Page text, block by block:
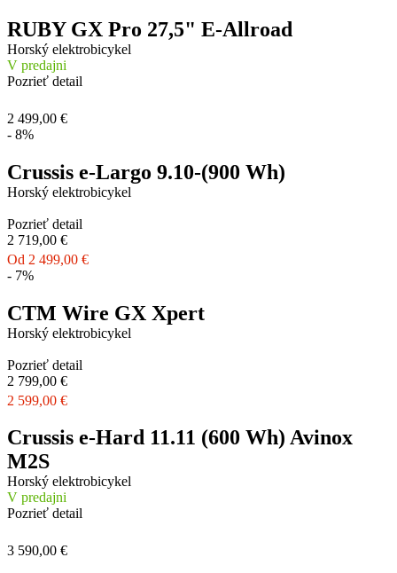
RUBY GX Pro 27,5" E-Allroad
Horský elektrobicykel
V predajni
Pozrieť detail
2 499,00 €
- 8%
Crussis e-Largo 9.10-(900 Wh)
Horský elektrobicykel
Pozrieť detail
2 719,00 €
Od 2 499,00 €
- 7%
CTM Wire GX Xpert
Horský elektrobicykel
Pozrieť detail
2 799,00 €
2 599,00 €
Crussis e-Hard 11.11 (600 Wh) Avinox
M2S
Horský elektrobicykel
V predajni
Pozrieť detail
3 590,00 €